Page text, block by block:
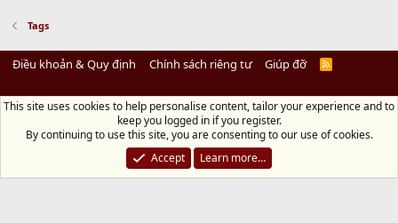
Tags
Điều khoản & Quy định Chính sách riêng tư Giúp đỡ
R
Diệu Pháp Âm
Chùa Diệu Pháp - Số 72/14 Phú Mỹ, Phú Hòa Đông, Củ Chi, TP.HCM
đồ)
Điện thoại: 028.36208438 | Email: bientap@dieuphapam.net
Chủ Nhiệm: Thích Minh Thiền
This site uses cookies to help personalise content, tailor your experience and to
keep you logged in if you register.
By continuing to use this site, you are consenting to our use of cookies.
Accept
Learn more…